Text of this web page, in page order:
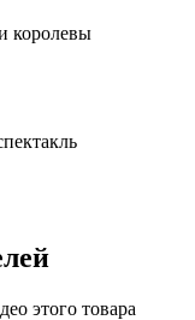
королевы
этого товара